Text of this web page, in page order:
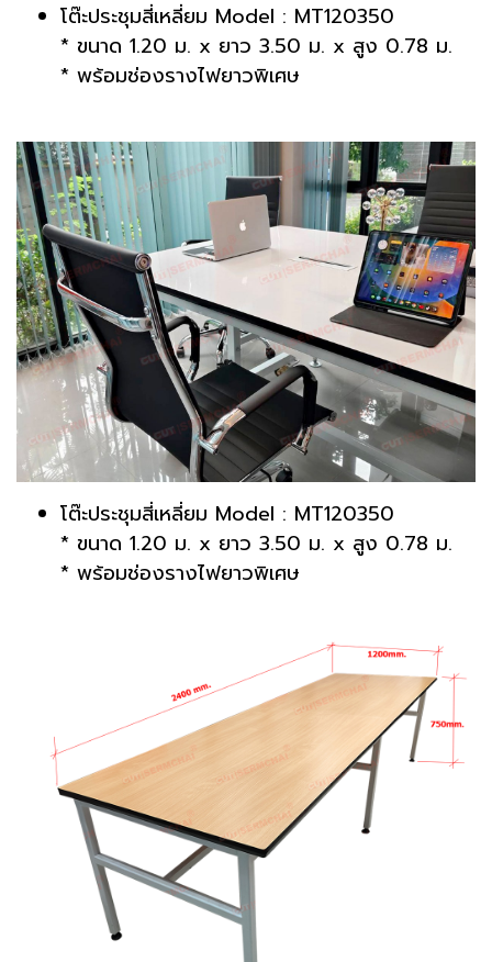
โต๊ะประชุมสี่เหลี่ยม Model : MT120350
* ขนาด 1.20 ม. x ยาว 3.50 ม. x สูง 0.78 ม.
* พร้อมช่องรางไฟยาวพิเศษ
โต๊ะประชุมสี่เหลี่ยม Model : MT120350
* ขนาด 1.20 ม. x ยาว 3.50 ม. x สูง 0.78 ม.
* พร้อมช่องรางไฟยาวพิเศษ